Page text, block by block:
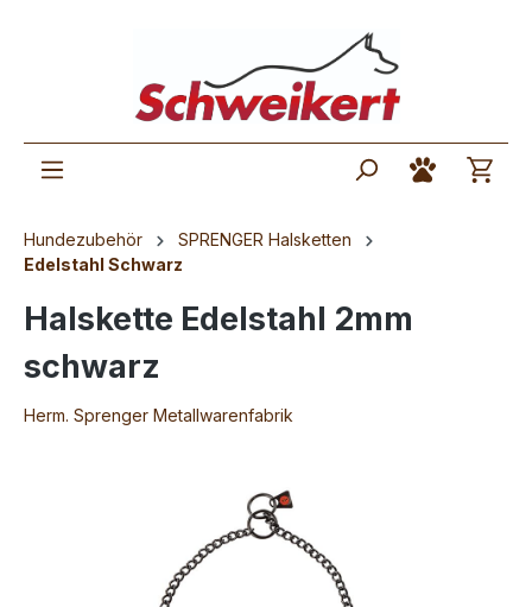
Hundezubehör
SPRENGER Halsketten
Edelstahl Schwarz
Halskette Edelstahl 2mm
schwarz
Herm. Sprenger Metallwarenfabrik